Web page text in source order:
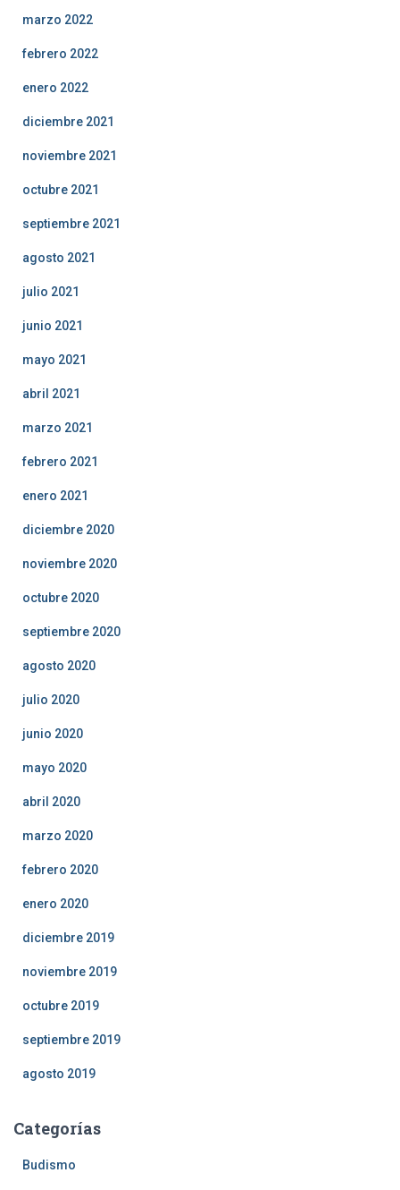
marzo 2022
febrero 2022
enero 2022
diciembre 2021
noviembre 2021
octubre 2021
septiembre 2021
agosto 2021
julio 2021
junio 2021
mayo 2021
abril 2021
marzo 2021
febrero 2021
enero 2021
diciembre 2020
noviembre 2020
octubre 2020
septiembre 2020
agosto 2020
julio 2020
junio 2020
mayo 2020
abril 2020
marzo 2020
febrero 2020
enero 2020
diciembre 2019
noviembre 2019
octubre 2019
septiembre 2019
agosto 2019
Categorías
Budismo